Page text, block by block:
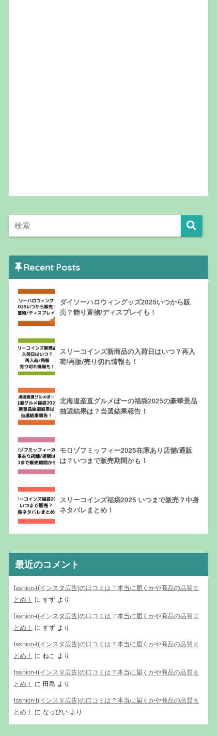
Recent Posts
ダイソーハロウィングッズ2025いつから販
売？飾り置物/ディスプレイも！
スリーコインズ新商品の入荷日はいつ？再入
荷/再販/売り切れ情報も！
北海道産直グルメぼーの福袋2025の豪華景品
抽選結果は？当選結果報告！
モロゾフミッフィー2025在庫あり店舗/通販
は？いつまで販売期間かも！
スリーコインズ福袋2025 いつまで販売？中身
ネタバレまとめ！
最近のコメント
fashion-t(インスタ広告)の口コミは？本当に届くかや商品の品質ま
とめ！
に すずより
fashion-t(インスタ広告)の口コミは？本当に届くかや商品の品質ま
とめ！
に すずより
fashion-t(インスタ広告)の口コミは？本当に届くかや商品の品質ま
とめ！
に ねこ より
fashion-t(インスタ広告)の口コミは？本当に届くかや商品の品質ま
とめ！
に 田島 より
fashion-t(インスタ広告)の口コミは？本当に届くかや商品の品質ま
とめ！
に なっぴいより